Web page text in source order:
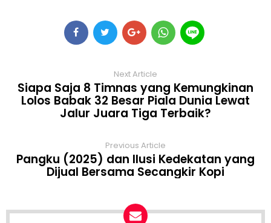
Next Article
Siapa Saja 8 Timnas yang Kemungkinan
Lolos Babak 32 Besar Piala Dunia Lewat
Jalur Juara Tiga Terbaik?
Previous Article
Pangku (2025) dan Ilusi Kedekatan yang
Dijual Bersama Secangkir Kopi